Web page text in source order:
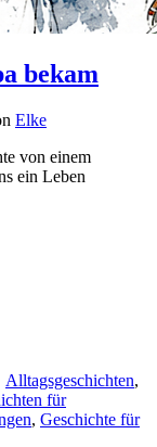
bekam
Elke
von einem
ein Leben
Alltagsgeschichten,
für
, Geschichte für